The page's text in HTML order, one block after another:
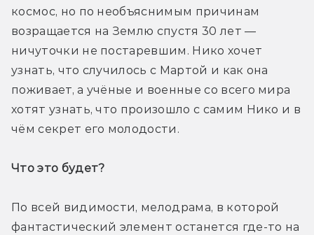
космос, но по необъяснимым причинам
возращается на Землю спустя 30 лет —
ничуточки не постаревшим. Нико хочет
узнать, что случилось с Мартой и как она
поживает, а учёные и военные со всего мира
хотят узнать, что произошло с самим Нико и в
чём секрет его молодости.
Что это будет?
По всей видимости, мелодрама, в которой
фантастический элемент останется где-то на